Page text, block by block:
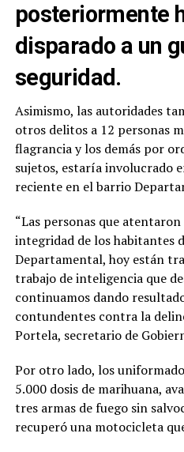
posteriormente
disparado a un
seguridad.
Asimismo, las autoridades
otros delitos a 12 personas
flagrancia y los demás por
sujetos, estaría involucrado
reciente en el barrio
“Las personas que
integridad de los habitantes
Departamental, hoy están
trabajo de inteligencia que
continuamos dando
contundentes contra la
Portela, secretario de
Por otro lado, los
5.000 dosis de marihuana,
tres armas de fuego sin
recuperó una motocicleta